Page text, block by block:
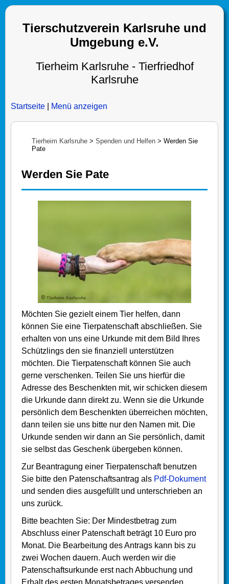
Tierschutzverein Karlsruhe und
Umgebung e.V.
Tierheim Karlsruhe - Tierfriedhof
Karlsruhe
Startseite Menü anzeigen
Tierheim Karlsruhe > Spenden und Helfen > Werden Sie
Pate
Werden Sie Pate
Möchten Sie gezielt einem Tier helfen, dann
können Sie eine Tierpatenschaft abschließen. Sie
erhalten von uns eine Urkunde mit dem Bild Ihres
Schützlings den sie finanziell unterstützen
möchten. Die Tierpatenschaft können Sie auch
gerne verschenken. Teilen Sie uns hierfür die
Adresse des Beschenkten mit, wir schicken diesem
die Urkunde dann direkt zu. Wenn sie die Urkunde
persönlich dem Beschenkten überreichen möchten,
dann teilen sie uns bitte nur den Namen mit. Die
Urkunde senden wir dann an Sie persönlich, damit
sie selbst das Geschenk übergeben können.
Zur Beantragung einer Tierpatenschaft benutzen
Sie bitte den Patenschaftsantrag als Pdf-Dokument
und senden dies ausgefüllt und unterschrieben an
uns zurück.
Bitte beachten Sie: Der Mindestbetrag zum
Abschluss einer Patenschaft beträgt 10 Euro pro
Monat. Die Bearbeitung des Antrags kann bis zu
zwei Wochen dauern. Auch werden wir die
Patenschaftsurkunde erst nach Abbuchung und
Erhalt des ersten Monatsbetrages versenden.